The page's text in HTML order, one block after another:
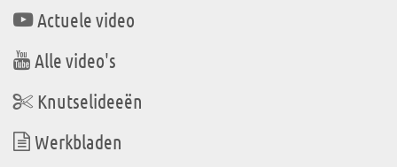
Actuele video
Alle video's
Knutselideeën
Werkbladen